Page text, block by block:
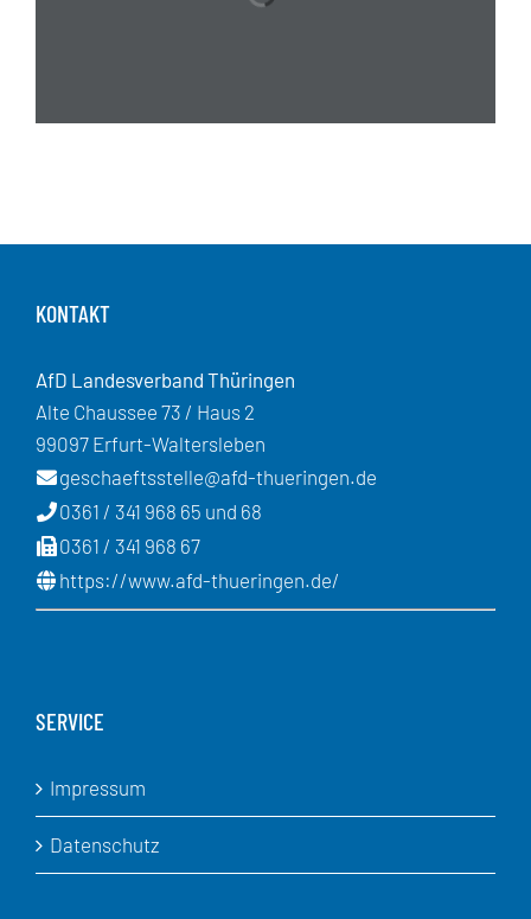
KONTAKT
AfD Landesverband Thüringen
Alte Chaussee 73 / Haus 2
99097 Erfurt-Waltersleben
geschaeftsstelle@afd-thueringen.de
0361 / 341 968 65 und 68
0361 / 341 968 67
https://www.afd-thueringen.de/
SERVICE
Impressum
Datenschutz